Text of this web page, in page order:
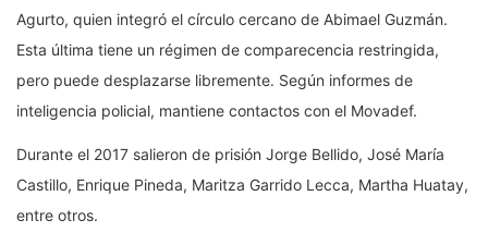
Agurto, quien integró el círculo cercano de Abimael Guzmán.
Esta última tiene un régimen de comparecencia restringida,
pero puede desplazarse libremente. Según informes de
inteligencia policial, mantiene contactos con el Movadef.
Durante el 2017 salieron de prisión Jorge Bellido, José María
Castillo, Enrique Pineda, Maritza Garrido Lecca, Martha Huatay,
entre otros.